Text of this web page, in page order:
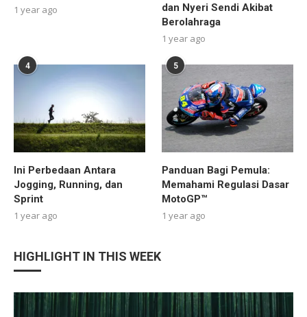
1 year ago
dan Nyeri Sendi Akibat
Berolahraga
1 year ago
4
Ini Perbedaan Antara
Jogging, Running, dan
Sprint
1 year ago
5
Panduan Bagi Pemula:
Memahami Regulasi Dasar
MotoGP™
1 year ago
HIGHLIGHT IN THIS WEEK